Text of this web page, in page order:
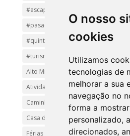
O nosso
cookies
Utilizamos
tecnologias de
melhorar a sua
navegação no
forma a
personalizado,
direcionados,
#escapadinha
#pasadiços
#passadiçosdovez
#quintalamosa
#religião
#turismoreligioso
#turismorural
Alto Minho
Arcos de Valdevez.
Atividades e Passeios
aventura
Caminho de Santiago
Caminho
Casa da Arvore
casa de feria
Férias Geres
Minho Parque